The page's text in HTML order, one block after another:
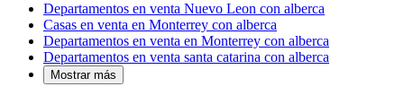
Departamentos en venta Nuevo Leon con alberca
Casas en venta en Monterrey con alberca
Departamentos en venta en Monterrey con alberca
Departamentos en venta santa catarina con alberca
Mostrar más